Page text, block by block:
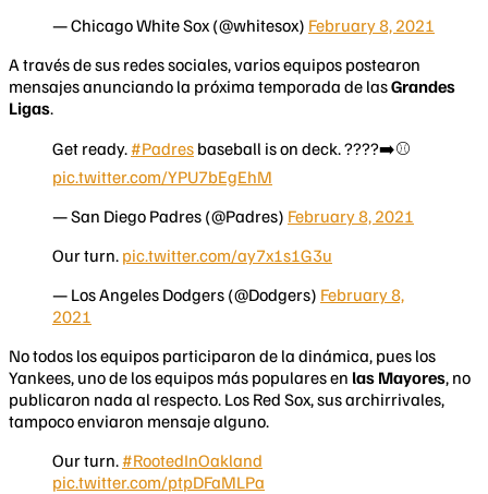
— Chicago White Sox (@whitesox) February 8, 2021
A través de sus redes sociales, varios equipos postearon
mensajes anunciando la próxima temporada de lasGrandes
Ligas.
Get ready. #Padres baseball is on deck. ????➡️⚾️
pic.twitter.com/YPU7bEgEhM
— San Diego Padres (@Padres) February 8, 2021
Our turn. pic.twitter.com/ay7x1s1G3u
— Los Angeles Dodgers (@Dodgers) February 8,
2021
No todos los equipos participaron de la dinámica, pues los
Yankees, uno de los equipos más populares en las Mayores, no
publicaron nada al respecto. Los Red Sox, sus archirrivales,
tampoco enviaron mensaje alguno.
Our turn. #RootedInOakland
pic.twitter.com/ptpDFaMLPa